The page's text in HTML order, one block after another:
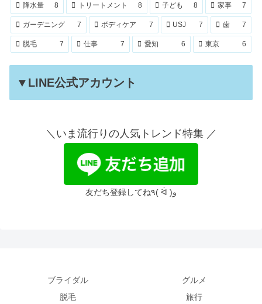
降水量 8 トリートメント 8 子ども 8 家事 7
ガーデニング 7 ボディケア 7 USJ 7 歯 7
脱毛 7 仕事 7 愛知 6 東京 6
▼LINE公式アカウント
＼いま流行りの人気トレンド特集 ／
友だち登録してね٩( ᐛ )و
ブライダル
グルメ
脱毛
旅行